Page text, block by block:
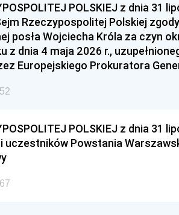
POLSKIEJ z dnia 31
Rzeczypospolitej Polskiej
posła Wojciecha Króla za czyn
z dnia 4 maja 2026 r.,
Europejskiego Prokuratora
POLSKIEJ z dnia 31
uczestników Powstania